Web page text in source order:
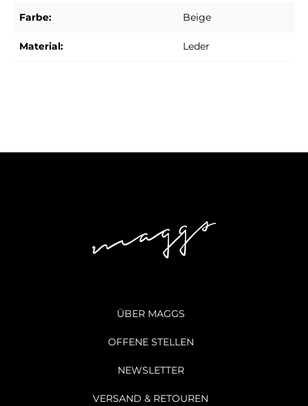
Farbe: Beige
Material: Leder
ÜBER MAGGS
OFFENE STELLEN
NEWSLETTER
VERSAND & RETOUREN